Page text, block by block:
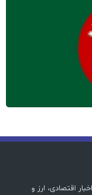
اقتصادی، ارز و